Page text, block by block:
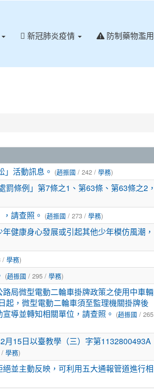
新冠肺炎疫情 防制藥物濫用
活動訊息。 (趙振國 / 242 / 學務)
條例」第7條之1、第63條、第63條之2，
請查照。 (趙振國 / 273 / 學務)
健康身心發展或引起其他少年模仿風潮，
/ 學務)
(趙振國 / 295 / 學務)
局微型電動二輪車掛牌政策之使用中車輛
，微型電動二輪車須至監理機關掛牌後
導並轉知相關單位，請查照。 (趙振國 / 265
月15日以臺教學（三）字第1132800493A
/ 學務)
並主動反映，可利用五大通報管道進行相